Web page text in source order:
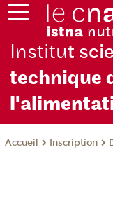
Institut
technique
Accueil Inscription